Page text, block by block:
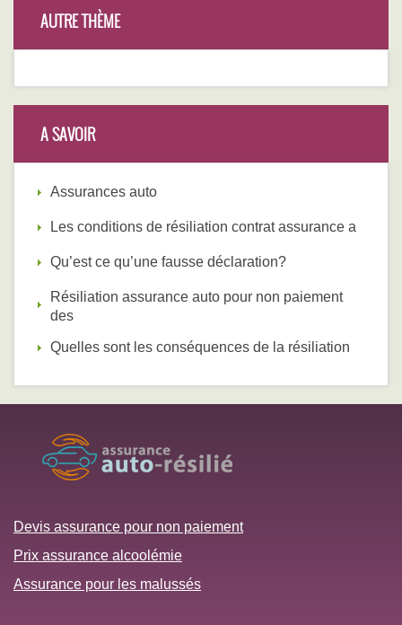
AUTRE THÈME
A SAVOIR
Assurances auto
Les conditions de résiliation contrat assurance a
Qu’est ce qu’une fausse déclaration?
Résiliation assurance auto pour non paiement
des
Quelles sont les conséquences de la résiliation
Devis assurance pour non paiement
Prix assurance alcoolémie
Assurance pour les malussés